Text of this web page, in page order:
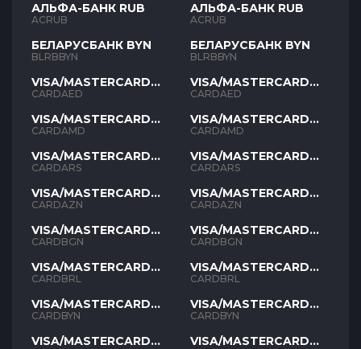
АЛЬФА-БАНК RUB
ACRUB
БЕЛАРУСБАНК BYN
BLRBBYN
VISA/MASTERCARD
AED
CARDAED
VISA/MASTERCARD
AMD
CARDAMD
VISA/MASTERCARD
ARS
CARDARS
VISA/MASTERCARD
AZN
CARDAZN
VISA/MASTERCARD
BGN
CARDBGN
VISA/MASTERCARD
BRL
CARDBRL
VISA/MASTERCARD
BYN
CARDBYN
VISA/MASTERCARD
АЛЬФА-БАНК RUB
ACRUB
БЕЛАРУСБАНК BYN
BLRBBYN
VISA/MASTERCARD
AED
CARDAED
VISA/MASTERCARD
AMD
CARDAMD
VISA/MASTERCARD
ARS
CARDARS
VISA/MASTERCARD
AZN
CARDAZN
VISA/MASTERCARD
BGN
CARDBGN
VISA/MASTERCARD
BRL
CARDBRL
VISA/MASTERCARD
BYN
CARDBYN
VISA/MASTERCARD